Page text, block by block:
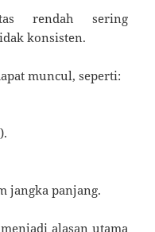
rendah sering
konsisten.
muncul, seperti:
jangka panjang.
alasan utama